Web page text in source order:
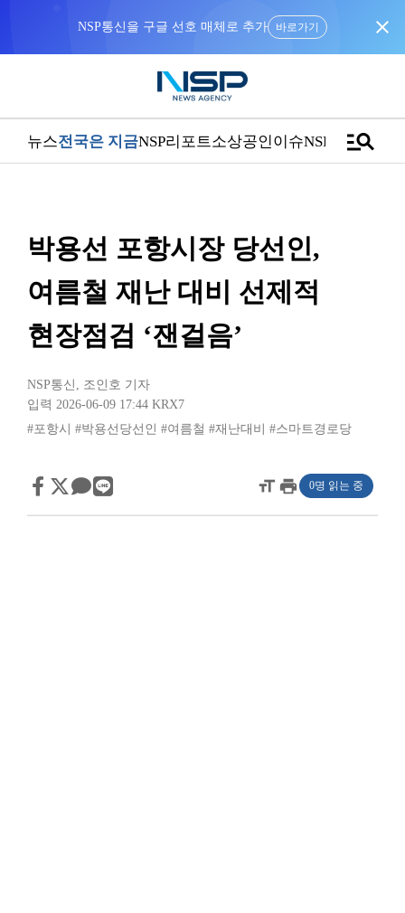
NSP통신을 구글 선호 매체로 추가 바로가기 close
뉴스전국은 지금NSP리포트소상공인이슈NSPTVmanage_search
박용선 포항시장 당선인,
여름철 재난 대비 선제적
현장점검 ‘잰걸음’
NSP통신 , 조인호 기자
입력 2026-06-09 17:44 KRX7
#포항시
#박용선당선인 #여름철 #재난대비 #스마트경로당
format_sizeprint 0명 읽는 중